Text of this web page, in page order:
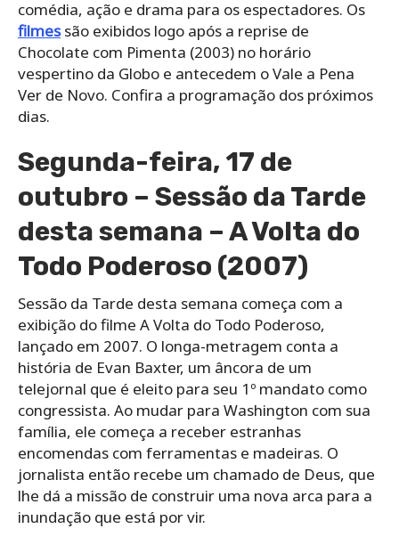
comédia, ação e drama para os espectadores. Os
filmessão exibidos logo após a reprise de
Chocolate com Pimenta (2003) no horário
vespertino da Globo e antecedem o Vale a Pena
Ver de Novo. Confira a programação dos próximos
dias.
Segunda-feira, 17 de
outubro – Sessão da Tarde
desta semana – A Volta do
Todo Poderoso (2007)
Sessão da Tarde desta semana começa com a
exibição do filme A Volta do Todo Poderoso,
lançado em 2007. O longa-metragem conta a
história de Evan Baxter, um âncora de um
telejornal que é eleito para seu 1º mandato como
congressista. Ao mudar para Washington com sua
família, ele começa a receber estranhas
encomendas com ferramentas e madeiras. O
jornalista então recebe um chamado de Deus, que
lhe dá a missão de construir uma nova arca para a
inundação que está por vir.